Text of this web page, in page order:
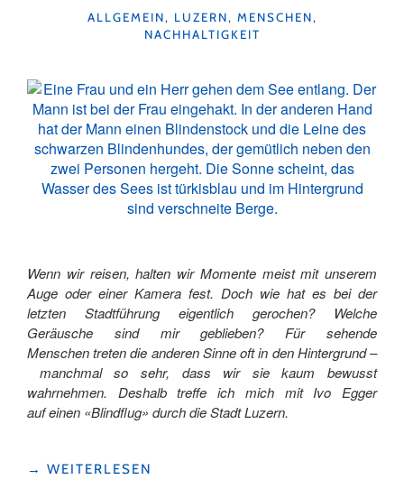
ZENTRALSCHWEIZ"
KATEGORIEN
ALLGEMEIN, LUZERN, MENSCHEN,
NACHHALTIGKEIT
Wenn wir reisen, halten wir Momente meist mit unserem
Auge oder einer Kamera fest. Doch wie hat es bei der
letzten Stadtführung eigentlich gerochen? Welche
Geräusche sind mir geblieben? Für sehende
Menschen treten die anderen Sinne oft in den Hintergrund –
manchmal so sehr, dass wir sie kaum bewusst
wahrnehmen. Deshalb treffe ich mich mit Ivo Egger
auf einen «Blindflug» durch die Stadt Luzern.
"EIN
→ WEITERLESEN